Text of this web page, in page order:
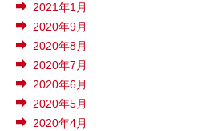
2021年1月
2020年9月
2020年8月
2020年7月
2020年6月
2020年5月
2020年4月